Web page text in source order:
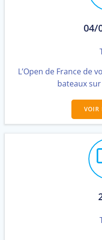
04/
L’Open de France de
bateaux
VOIR